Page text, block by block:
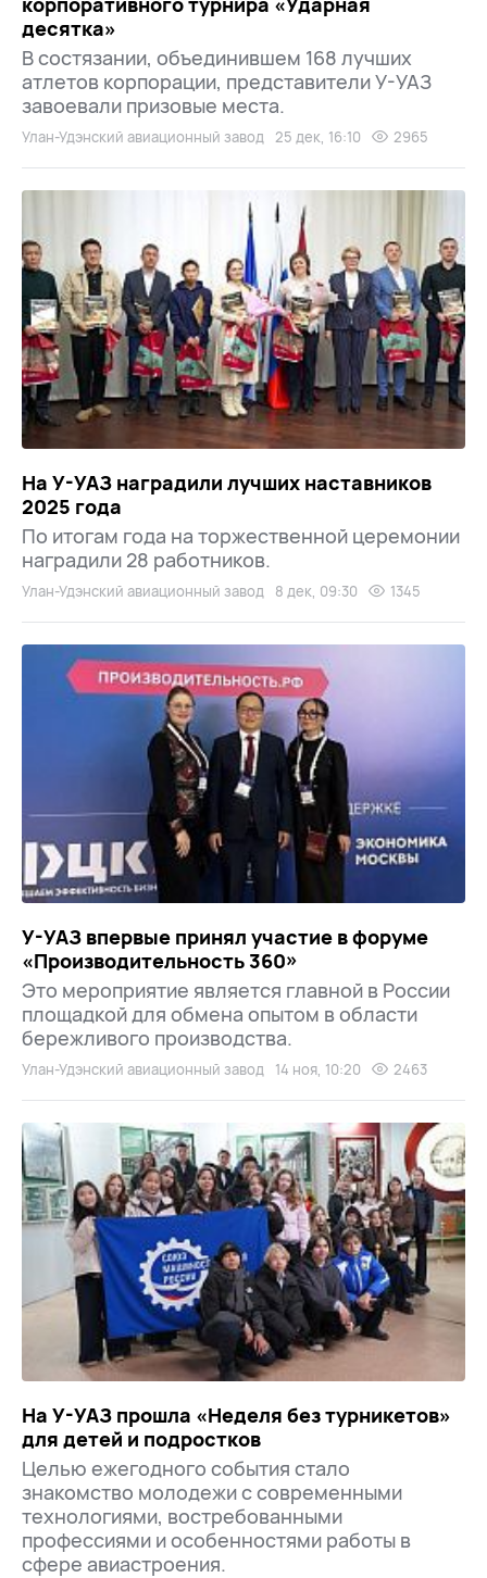
десятка»
В состязании, объединившем 168 лучших
атлетов корпорации, представители У-УАЗ
завоевали призовые места.
Улан-Удэнский авиационный завод 25 дек, 16:10 2965
На У-УАЗ наградили лучших наставников
2025 года
По итогам года на торжественной церемонии
наградили 28 работников.
Улан-Удэнский авиационный завод 8 дек, 09:30 1345
У-УАЗ впервые принял участие в форуме
«Производительность 360»
Это мероприятие является главной в России
площадкой для обмена опытом в области
бережливого производства.
Улан-Удэнский авиационный завод 14 ноя, 10:20 2463
На У-УАЗ прошла «Неделя без турникетов»
для детей и подростков
Целью ежегодного события стало
знакомство молодежи с современными
технологиями, востребованными
профессиями и особенностями работы в
сфере авиастроения.